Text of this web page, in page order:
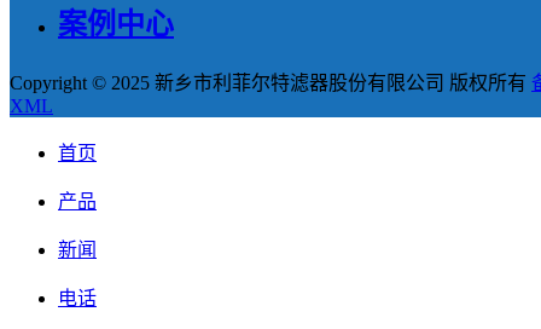
案例中心
Copyright © 2025 新乡市利菲尔特滤器股份有限公司 版权所有
XML
首页
产品
新闻
电话